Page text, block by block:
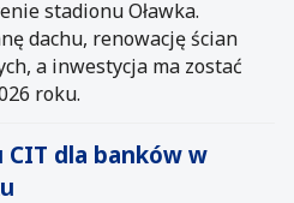
stadionu Oławka.
dachu, renowację ścian
a inwestycja ma zostać
roku.
dla banków w